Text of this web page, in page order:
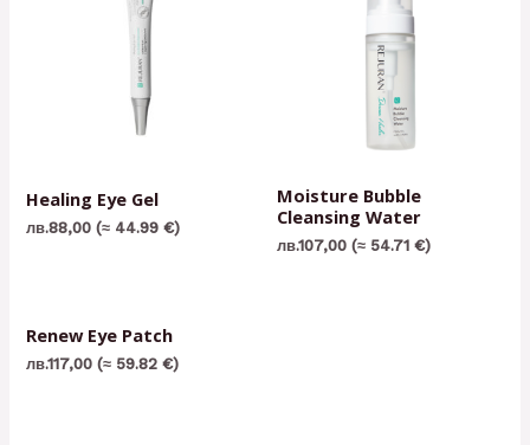
Healing Eye Gel
лв.88,00 (≈ 44.99 €)
Moisture Bubble
Cleansing Water
лв.107,00 (≈ 54.71 €)
Renew Eye Patch
лв.117,00 (≈ 59.82 €)